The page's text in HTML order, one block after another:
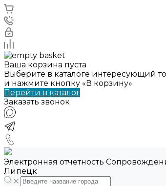
Ваша корзина пуста
Выберите в каталоге интересующий
и нажмите кнопку «В корзину».
Перейти в каталог
Заказать звонок
Электронная отчетность
Липецк